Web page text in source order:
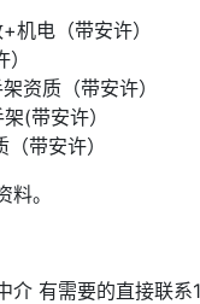
机电（带安许）
资质（带安许）
(带安许）
带安许）
。
介 有需要的直接联